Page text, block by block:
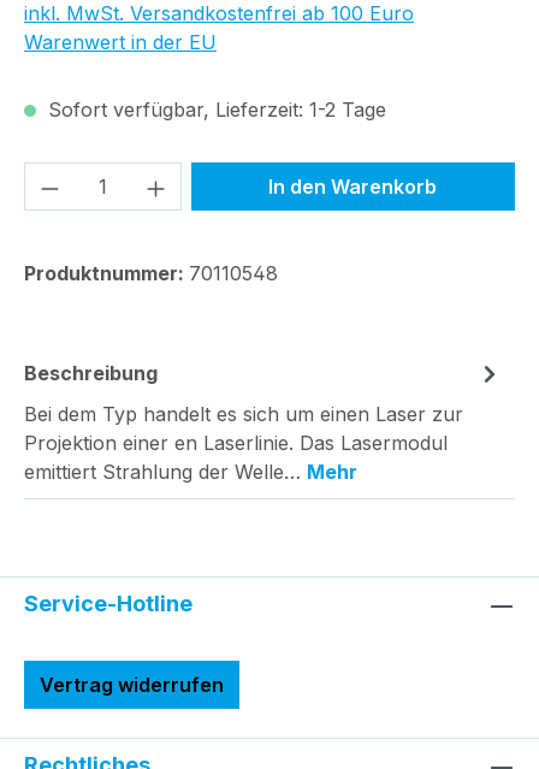
inkl. MwSt. Versandkostenfrei ab 100 Euro
Warenwert in der EU
Sofort verfügbar, Lieferzeit: 1-2 Tage
Produkt Anzahl: Gib denIn den Warenkorb
Produktnummer: 70110548
Beschreibung
Bei dem Typ handelt es sich um einen Laser zur
Projektion einer en Laserlinie. Das Lasermodul
emittiert Strahlung der Welle… Mehr
Service-Hotline
Vertrag widerrufen